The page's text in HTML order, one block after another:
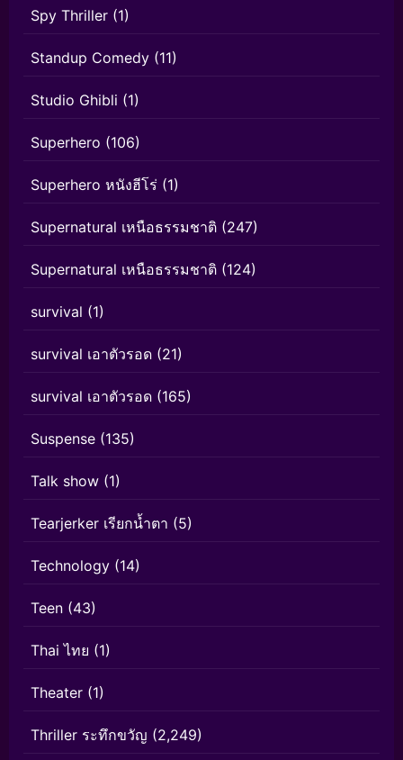
Spy Thriller (1)
Standup Comedy (11)
Studio Ghibli (1)
Superhero (106)
Superhero หนังฮีโร่ (1)
Supernatural เหนือธรรมชาติ (247)
Supernatural เหนือธรรมชาติ (124)
survival (1)
survival เอาตัวรอด (21)
survival เอาตัวรอด (165)
Suspense (135)
Talk show (1)
Tearjerker เรียกน้ำตา (5)
Technology (14)
Teen (43)
Thai ไทย (1)
Theater (1)
Thriller ระทึกขวัญ (2,249)